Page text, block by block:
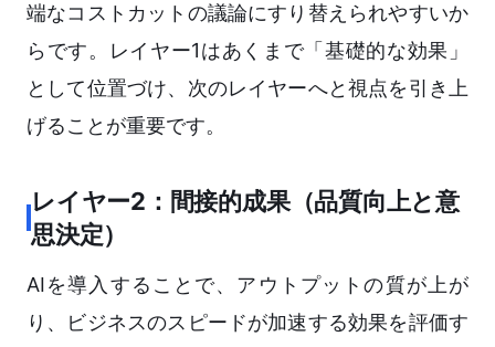
端なコストカットの議論にすり替えられやすいか
らです。レイヤー1はあくまで「基礎的な効果」
として位置づけ、次のレイヤーへと視点を引き上
げることが重要です。
レイヤー2：間接的成果（品質向上と意
思決定）
AIを導入することで、アウトプットの質が上が
り、ビジネスのスピードが加速する効果を評価す